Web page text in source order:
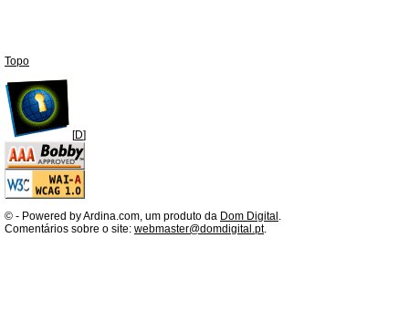
Topo
[D]
© - Powered by Ardina.com, um produto da Dom Digital .
Comentários sobre o site: webmaster@domdigital.pt.